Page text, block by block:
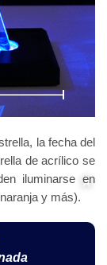
la fecha del
de acrílico se
iluminarse en
y más).